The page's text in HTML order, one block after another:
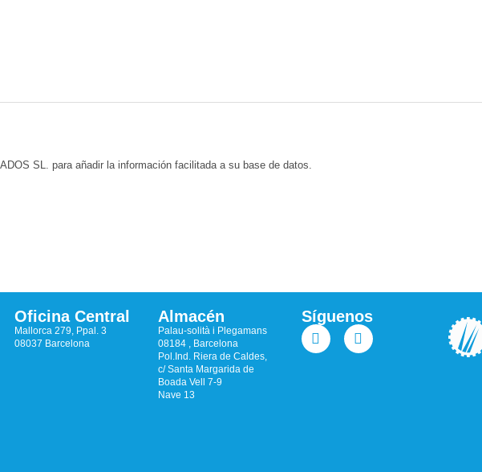
SL. para añadir la información facilitada a su base de datos.
Oficina Central
Mallorca 279, Ppal. 3
08037 Barcelona
Almacén
Palau-solità i Plegamans
08184 , Barcelona
Pol.Ind. Riera de Caldes,
c/ Santa Margarida de
Boada Vell 7-9
Nave 13
Síguenos